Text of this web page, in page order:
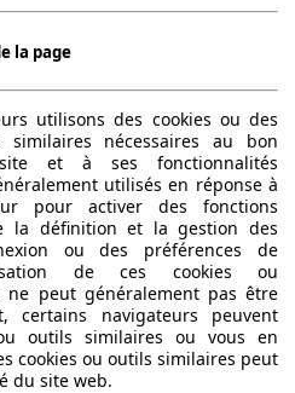
715 kg
-
freins) 710 kg
freins) 1300 kg
750 - 2850 l
198 g/km (komb.)
10.8 l/100km
6.9 l/100km
8.3 l/100km
Euro 4
la page
utilisons des cookies ou des
nécessaires au bon
et à ses fonctionnalités
utilisés en réponse à
pour activer des fonctions
la définition et la gestion des
ou des préférences de
de ces cookies ou
ne peut généralement pas être
certains navigateurs peuvent
outils similaires ou vous en
cookies ou outils similaires peut
du site web.